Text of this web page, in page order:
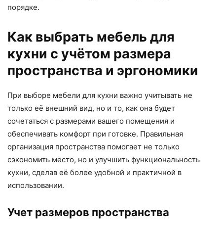
порядке.
Как выбрать мебель для
кухни с учётом размера
пространства и эргономики
При выборе мебели для кухни важно учитывать не
только её внешний вид, но и то, как она будет
сочетаться с размерами вашего помещения и
обеспечивать комфорт при готовке. Правильная
организация пространства помогает не только
сэкономить место, но и улучшить функциональность
кухни, сделав её более удобной и практичной в
использовании.
Учет размеров пространства